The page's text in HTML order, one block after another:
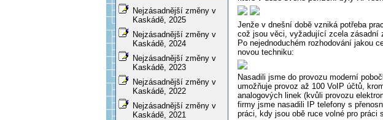
Nejzásadnější změny v
Kaskádě, 2025
Nejzásadnější změny v
Kaskádě, 2024
Nejzásadnější změny v
Kaskádě, 2023
Nejzásadnější změny v
Kaskádě, 2022
Nejzásadnější změny v
Kaskádě, 2021
Jenže v dnešní době vzniká potřeba
což jsou věci, vyžadující zcela zásadní
Po nejednoduchém rozhodování jakou
novou techniku:
Nasadili jsme do provozu moderní
umožňuje provoz až 100 VoIP účtů,
analogových linek (kvůli provozu
firmy jsme nasadili IP telefony s
práci, kdy jsou obě ruce volné pro práci